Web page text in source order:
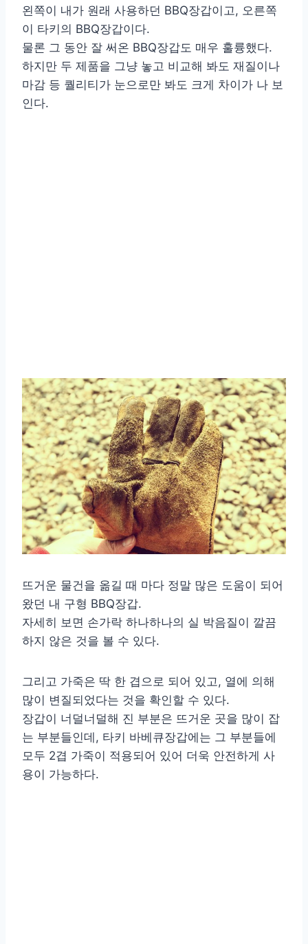
왼쪽이 내가 원래 사용하던 BBQ장갑이고, 오른쪽
이 타키의 BBQ장갑이다.
물론 그 동안 잘 써온 BBQ장갑도 매우 훌륭했다.
하지만 두 제품을 그냥 놓고 비교해 봐도 재질이나
마감 등 퀄리티가 눈으로만 봐도 크게 차이가 나 보
인다.
뜨거운 물건을 옮길 때 마다 정말 많은 도움이 되어
왔던 내 구형 BBQ장갑.
자세히 보면 손가락 하나하나의 실 박음질이 깔끔
하지 않은 것을 볼 수 있다.
그리고 가죽은 딱 한 겹으로 되어 있고, 열에 의해
많이 변질되었다는 것을 확인할 수 있다.
장갑이 너덜너덜해 진 부분은 뜨거운 곳을 많이 잡
는 부분들인데, 타키 바베큐장갑에는 그 부분들에
모두 2겹 가죽이 적용되어 있어 더욱 안전하게 사
용이 가능하다.